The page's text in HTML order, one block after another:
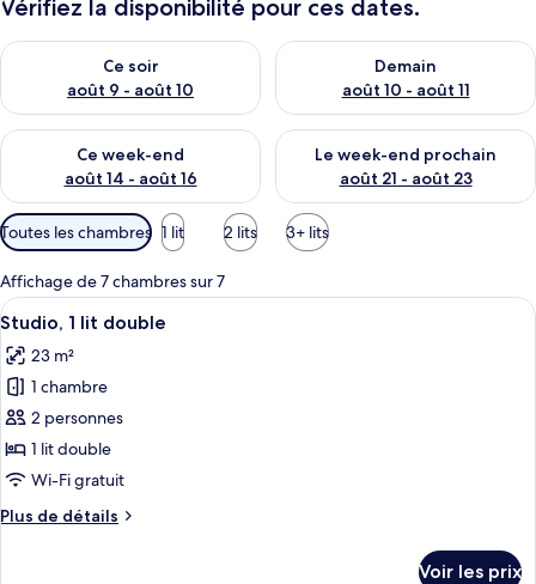
Vérifiez la disponibilité pour ces dates.
Ce soir
août 9 - août 10
Vérifier la disponibilité pour ce soir août 9 - août 10
Demain
août 10 - août 11
Vérifier la disponibilité pour
Ce week-end
août 14 - août 16
Vérifier la disponibilité pour ce week-end août 14 - août 16
Le week-end prochain
août 21 - août 23
Vérifier la disponibilité pour
Filtres
disponibles
pour
les
chambres
Toutes les chambres 1 lit 2 lits 3+ lits
Affichage de 7 chambres sur 7
Afficher
toutes
les
photos
pour
ce
type
chambre :
Une chambre d’hôtel avec un
11
Studio, 1 lit double
23 m²
1 chambre
2 personnes
1 lit double
Wi-Fi gratuit
Plus de détails
Plus
Voir les prix